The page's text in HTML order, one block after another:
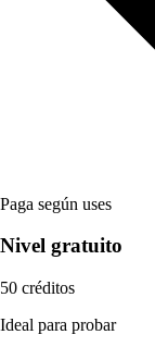
Paga según uses
Nivel gratuito
50 créditos
Ideal para probar